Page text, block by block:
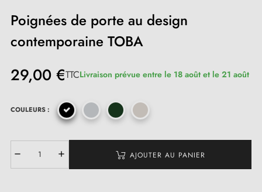
Poignées de porte au design
contemporaine TOBA
29,00 €TTCLivraison prévue entre le 18 août et le 21 août
COULEURS :
AJOUTER AU PANIER